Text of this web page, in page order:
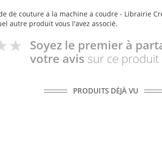
de couture a la machine a coudre - Librairie
autre produit vous l'avez associé.
Soyez le premier à
votre avis sur ce produit
PRODUITS DÉJÀ VU